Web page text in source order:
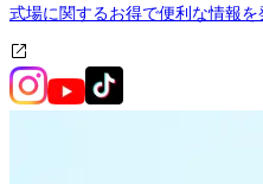
式場に関するお得で便利な情報を